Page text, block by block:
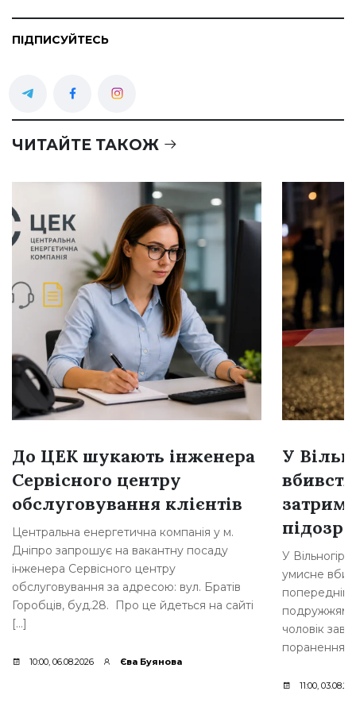
ПІДПИСУЙТЕСЬ
ЧИТАЙТЕ ТАКОЖ
До ЦЕК шукають інженера
Сервісного центру
обслуговування клієнтів
Центральна енергетична компанія у м.
Дніпро запрошує на вакантну посаду
інженера Сервісного центру
обслуговування за адресою: вул. Братів
Горобців, буд.28. Про це йдеться на сайті
[…]
10:00, 06.08.2026 Єва Буянова
У
У
умисне
подружжям
чоловік
поранення.
11:00,